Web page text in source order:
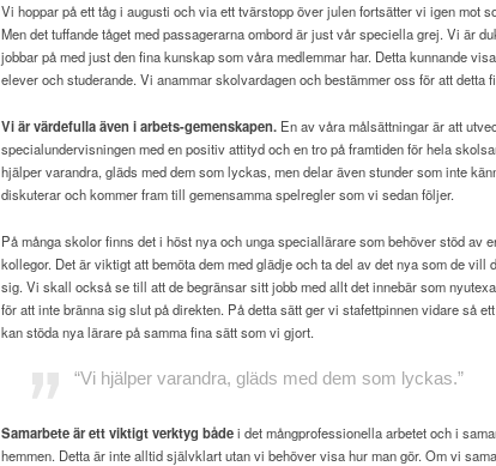
Vi hoppar på ett tåg i augusti och via ett tvärstopp över julen fortsätter vi igen mot
Men det tuffande tåget med passagerarna ombord är just vår speciella grej. Vi är
jobbar på med just den fina kunskap som våra medlemmar har. Detta kunnande
elever och studerande. Vi anammar skolvardagen och bestämmer oss för att detta
Vi är värdefulla även i arbets-gemenskapen. En av våra målsättningar är att
specialundervisningen med en positiv attityd och en tro på framtiden för hela
hjälper varandra, gläds med dem som lyckas, men delar även stunder som inte
diskuterar och kommer fram till gemensamma spelregler som vi sedan följer.
På många skolor finns det i höst nya och unga speciallärare som behöver stöd av
kollegor. Det är viktigt att bemöta dem med glädje och ta del av det nya som de vill
sig. Vi skall också se till att de begränsar sitt jobb med allt det innebär som
för att inte bränna sig slut på direkten. På detta sätt ger vi stafettpinnen vidare så
kan stöda nya lärare på samma fina sätt som vi gjort.
“Vi hjälper varandra, gläds med dem som lyckas.”
Samarbete är ett viktigt verktyg bådei det mångprofessionella arbetet och i
hemmen. Detta är inte alltid självklart utan vi behöver visa hur man gör. Om vi